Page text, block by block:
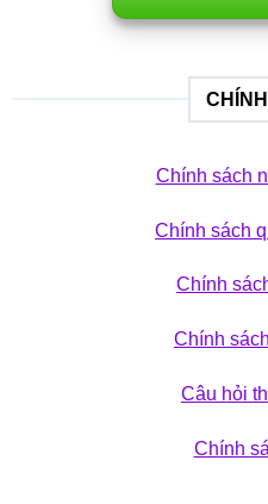
Chính sách
Chính sách
Chính
Chính
Câu hỏi
Chính